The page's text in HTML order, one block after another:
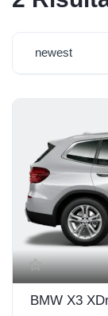
newest
BMW X3